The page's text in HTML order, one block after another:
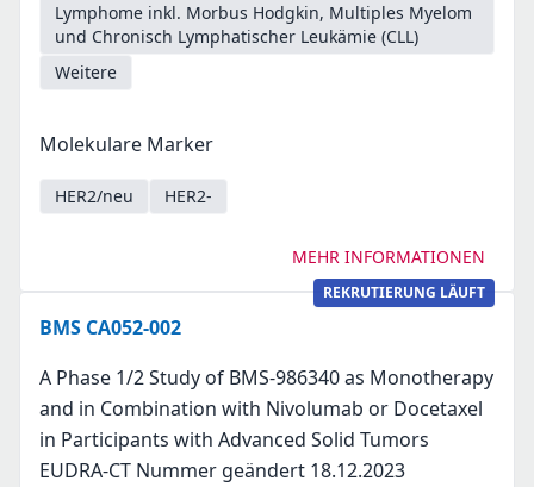
Lymphome inkl. Morbus Hodgkin, Multiples Myelom
und Chronisch Lymphatischer Leukämie (CLL)
Weitere
Molekulare Marker
HER2/neu HER2-
MEHR INFORMATIONEN
REKRUTIERUNG LÄUFT
BMS CA052-002
A Phase 1/2 Study of BMS-986340 as Monotherapy
and in Combination with Nivolumab or Docetaxel
in Participants with Advanced Solid Tumors
EUDRA-CT Nummer geändert 18.12.2023